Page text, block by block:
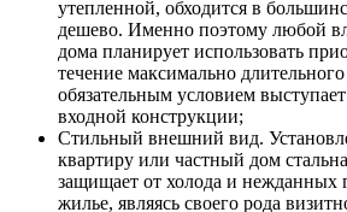
утепленной, обходится в
дешево. Именно поэтому любой
дома планирует использовать
течение максимально
обязательным условием
входной конструкции;
Стильный внешний вид.
квартиру или частный дом
защищает от холода и нежданных
жилье, являясь своего рода